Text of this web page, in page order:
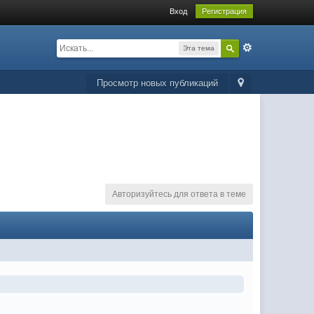
Вход Регистрация
Эта тема
Просмотр новых публикаций
Авторизуйтесь для ответа в теме